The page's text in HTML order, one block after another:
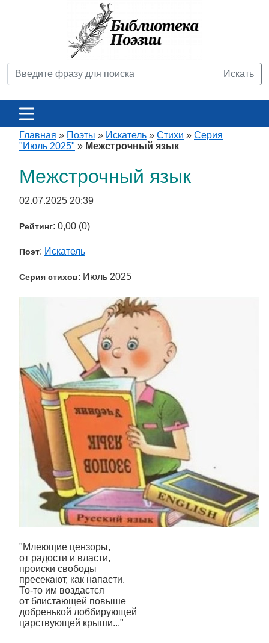
Искать
Главная » Поэты » Искатель » Стихи » Серия
"Июль 2025" » Межстрочный язык
Межстрочный язык
02.07.2025 20:39
Рейтинг: 0,00 (0)
Поэт: Искатель
Серия стихов: Июль 2025
"Млеющие цензоры,
от радости и власти,
происки свободы
пресекают, как напасти.
То-то им воздастся
от блистающей повыше
добренькой лоббирующей
царствующей крыши..."